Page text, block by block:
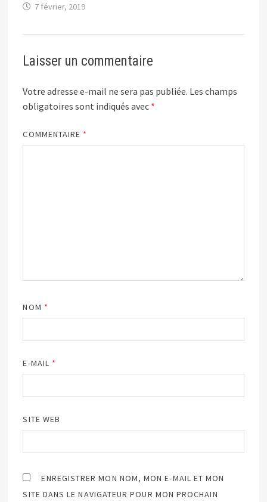
7 février, 2019
Laisser un commentaire
Votre adresse e-mail ne sera pas publiée. Les champs
obligatoires sont indiqués avec *
COMMENTAIRE *
NOM *
E-MAIL *
SITE WEB
ENREGISTRER MON NOM, MON E-MAIL ET MON
SITE DANS LE NAVIGATEUR POUR MON PROCHAIN